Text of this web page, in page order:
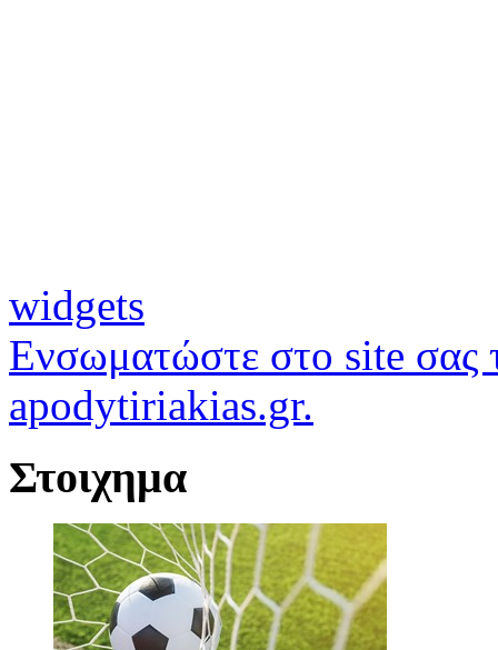
widgets
Ενσωματώστε στο site σας
apodytiriakias.gr.
Στοιχημα